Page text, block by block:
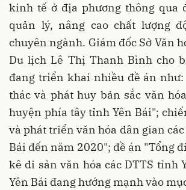
kinh tế ở địa phương thông qua
quản lý, nâng cao chất lượng
chuyên ngành. Giám đốc Sở Văn
Du lịch Lê Thị Thanh Bình cho
đang triển khai nhiều đề án
thác và phát huy bản sắc văn
huyện phía tây tỉnh Yên Bái";
và phát triển văn hóa dân gian
Bái đến năm 2020"; đề án "Tổng
kê di sản văn hóa các DTTS tỉnh
Yên Bái đang hướng mạnh vào